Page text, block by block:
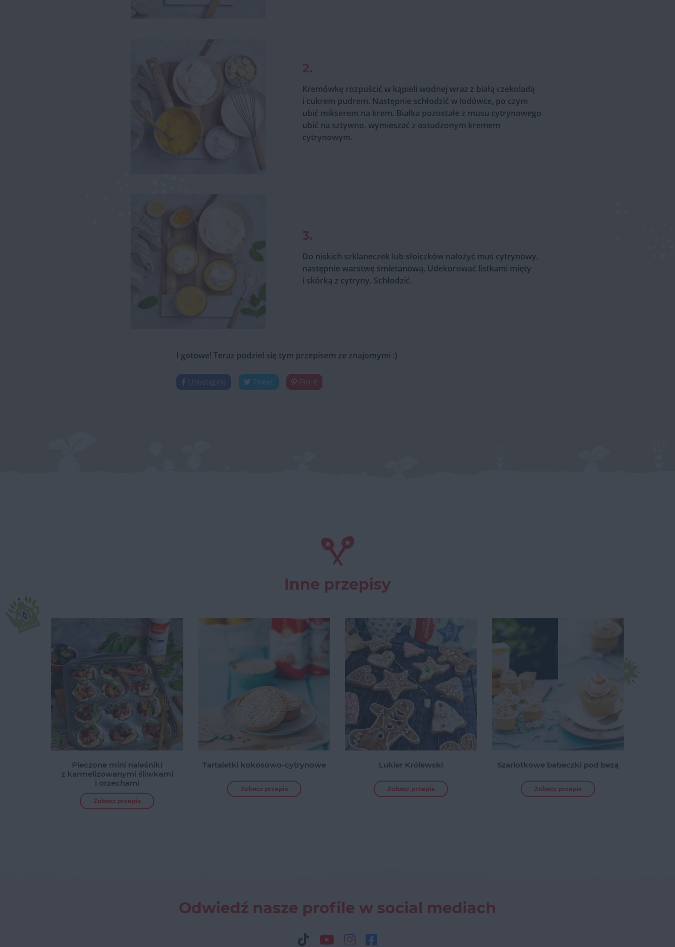
2.
Kremówkę rozpuścić w kąpieli wodnej wraz z białą czekoladą
i cukrem pudrem. Następnie schłodzić w lodówce, po czym
ubić mikserem na krem. Białka pozostałe z musu cytrynowego
ubić na sztywno, wymieszać z ostudzonym kremem
cytrynowym.
3.
Do niskich szklaneczek lub słoiczków nałożyć mus cytrynowy,
następnie warstwę śmietanową. Udekorować listkami mięty
i skórką z cytryny. Schłodzić.
I gotowe! Teraz podziel się tym przepisem ze znajomymi :)
Udostępnij Tweet Pin it
Inne przepisy
Pieczone mini naleśniki
z karmelizowanymi śliwkami
i orzechami
Zobacz przepis
Tartaletki kokosowo-cytrynowe
Zobacz przepis
Lukier Królewski
Zobacz przepis
Szarlotkowe babeczki pod bezą
Zobacz przepis
Odwiedź nasze profile w social mediach